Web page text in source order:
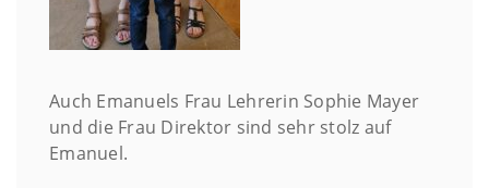
Auch Emanuels Frau Lehrerin Sophie Mayer
und die Frau Direktor sind sehr stolz auf
Emanuel.